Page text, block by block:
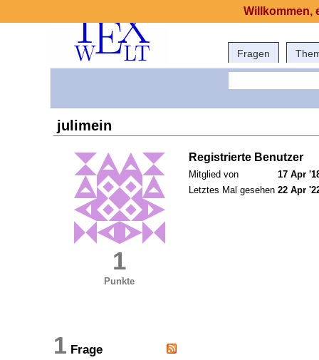
Fragen
julimein
1
Punkte
Registrierte Benutzer
Mitglied von
17 Apr
Letztes Mal gesehen 22 Apr
1 Frage
Willkommen,